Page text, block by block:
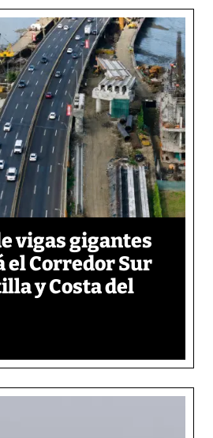
vigas gigantes
el Corredor Sur
y Costa del